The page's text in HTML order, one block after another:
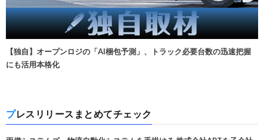
【独自】オープンロジの「AI梱包予測」、トラック必要台数の迅速把握
にも活用本格化
プレスリリースまとめてチェック